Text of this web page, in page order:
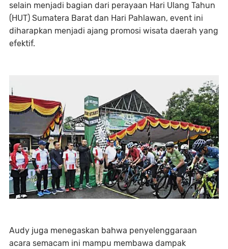
selain menjadi bagian dari perayaan Hari Ulang Tahun
(HUT) Sumatera Barat dan Hari Pahlawan, event ini
diharapkan menjadi ajang promosi wisata daerah yang
efektif.
Audy juga menegaskan bahwa penyelenggaraan
acara semacam ini mampu membawa dampak